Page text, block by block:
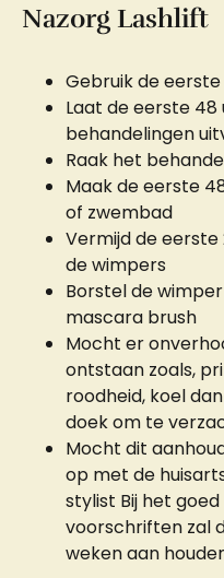
Nazorg Lashlift
Gebruik de
Laat de eerste
behandelingen
Raak het
Maak de eerste
of zwembad
Vermijd de
de wimpers
Borstel de
mascara brush
Mocht er
ontstaan zoals,
roodheid, koel
doek om te
Mocht dit
op met de
stylist Bij het
voorschriften zal
weken aan